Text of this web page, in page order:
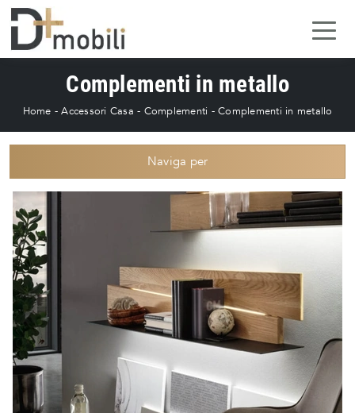
Complementi in metallo
Home -Accessori Casa - Complementi - Complementi in metallo
Naviga per